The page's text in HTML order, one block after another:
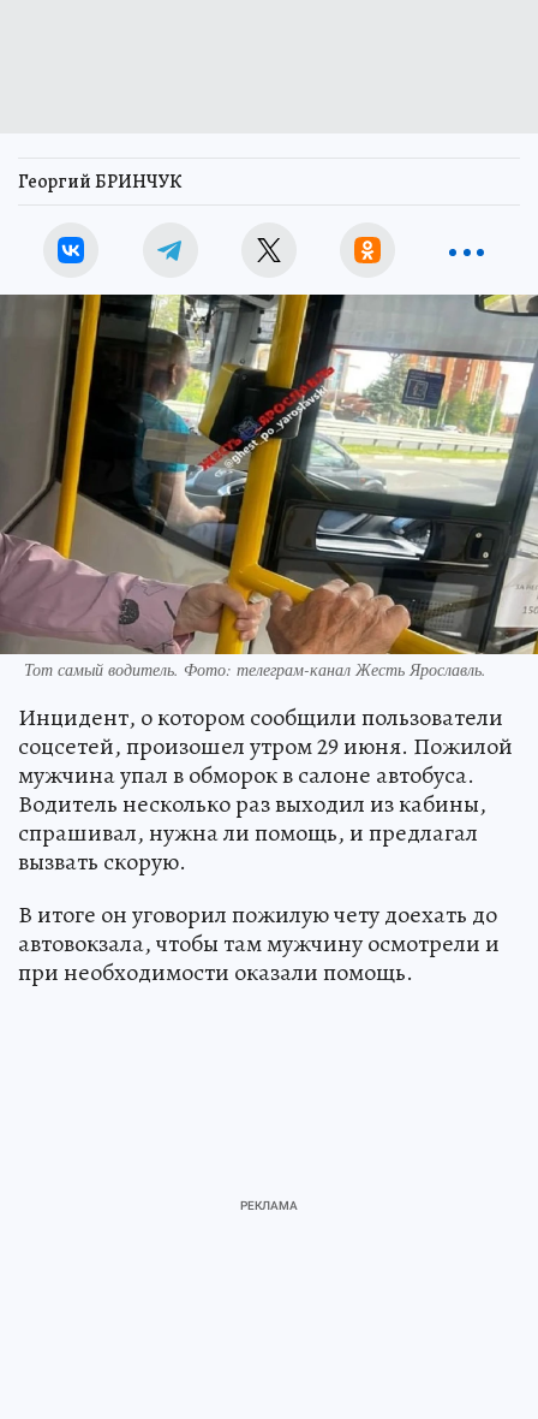
Георгий БРИНЧУК
Тот самый водитель. Фото: телеграм-канал Жесть Ярославль.
Инцидент, о котором сообщили пользователи
соцсетей, произошел утром 29 июня. Пожилой
мужчина упал в обморок в салоне автобуса.
Водитель несколько раз выходил из кабины,
спрашивал, нужна ли помощь, и предлагал
вызвать скорую.
В итоге он уговорил пожилую чету доехать до
автовокзала, чтобы там мужчину осмотрели и
при необходимости оказали помощь.